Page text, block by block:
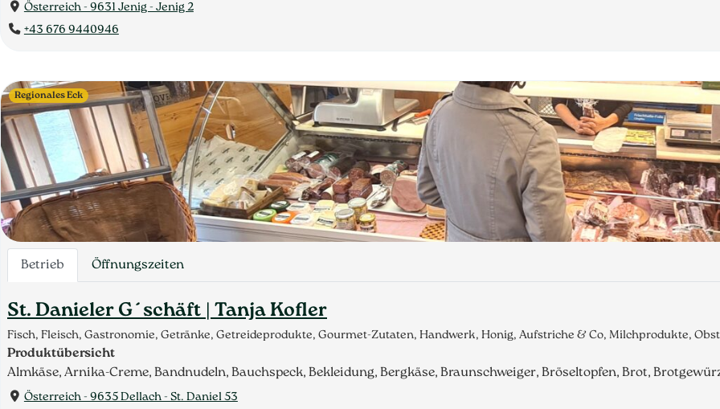
Österreich - 9631 Jenig - Jenig 2
+43 676 9440946
Betrieb Öffnungszeiten
St. Danieler G´schäft | Tanja Kofler
Fisch, Fleisch, Gastronomie, Getränke, Getreideprodukte, Gourmet-Zutaten, Handwerk, Honig, Aufstriche & Co, Milchprodukte,
Produktübersicht
Almkäse, Arnika-Creme, Bandnudeln, Bauchspeck, Bekleidung, Bergkäse, Braunschweiger, Bröseltopfen, Brot,
Österreich - 9635 Dellach - St. Daniel 53
Regionales Eck